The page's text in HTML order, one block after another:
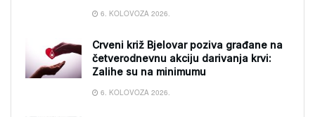
6. KOLOVOZA 2026.
Crveni križ Bjelovar poziva građane na
četverodnevnu akciju darivanja krvi:
Zalihe su na minimumu
6. KOLOVOZA 2026.